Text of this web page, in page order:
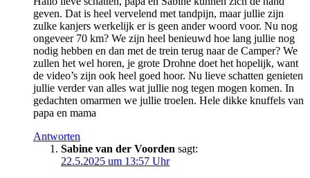
geven. Dat is heel vervelend met tandpijn, maar jullie zijn
zulke kanjers werkelijk er is geen ander woord voor. Nu nog
ongeveer 70 km? We zijn heel benieuwd hoe lang jullie nog
nodig hebben en dan met de trein terug naar de Camper? We
zullen het wel horen, je grote Drohne doet het hopelijk, want
de video’s zijn ook heel goed hoor. Nu lieve schatten genieten
jullie verder van alles wat jullie nog tegen mogen komen. In
gedachten omarmen we jullie troelen. Hele dikke knuffels van
papa en mama
Antworten
Sabine van der Voorden sagt:
22.5.2025 um 13:57 Uhr